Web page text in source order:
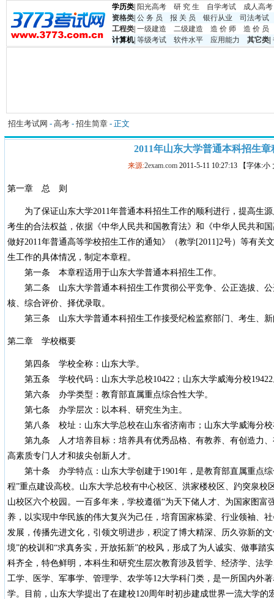
学历类 阳光高考 研 究 生 自学考试
成人高考
资格类 公 务 员 报 关 员 银行从业
司法考试
工程类 一级建造 二级建造 造 价 师
造 价 员
计算机| 等级考试 软件水平 应用能力 其它类
招生考试网 - 高考 - 招生简章 - 正文
2011年山东大学普通本科招生章
来源:2exam.com 2011-5-11 10:27:13 【字体:小
第一章 总 则
为了保证山东大学2011年普通本科招生工作的顺利进行，提高生源
考生的合法权益，依据《中华人民共和国教育法》和《中华人民共和
做好2011年普通高等学校招生工作的通知》（教学[2011]2号）等有关
生工作的具体情况，制定本章程。
第一条 本章程适用于山东大学普通本科招生工作。
第二条 山东大学普通本科招生工作贯彻公平竞争、公正选拔、公
核、综合评价、择优录取。
第三条 山东大学普通本科招生工作接受纪检监察部门、考生、新
第二章 学校概要
第四条 学校全称：山东大学。
第五条 学校代码：山东大学总校10422；山东大学威海分校19422
第六条 办学类型：教育部直属重点综合性大学。
第七条 办学层次：以本科、研究生为主。
第八条 校址：山东大学总校在山东省济南市；山东大学威海分校
第九条 人才培养目标：培养具有优秀品格、有教养、有创造力、
高素质专门人才和拔尖创新人才。
第十条 办学特点：山东大学创建于1901年，是教育部直属重点综
程”重点建设高校。山东大学总校有中心校区、洪家楼校区、趵突泉校
山校区六个校园。一百多年来，学校遵循“为天下储人才、为国家图富
养，以实现中华民族的伟大复兴为己任，培育国家栋梁、行业领袖、
发展，传播先进文化，引领文明进步，积淀了博大精深、历久弥新的
境”的校训和“求真务实，开放拓新”的校风，形成了为人诚实、做事踏
科齐全，特色鲜明，本科生和研究生层次教育涉及哲学、经济学、法
工学、医学、军事学、管理学、农学等12大学科门类，是一所国内外
学。目前，山东大学提出了在建校120周年时初步建成世界一流大学的